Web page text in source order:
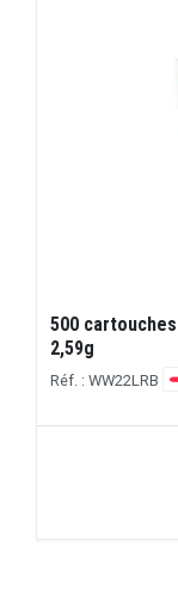
500 cartouches
2,59g
Réf. : WW22LRB